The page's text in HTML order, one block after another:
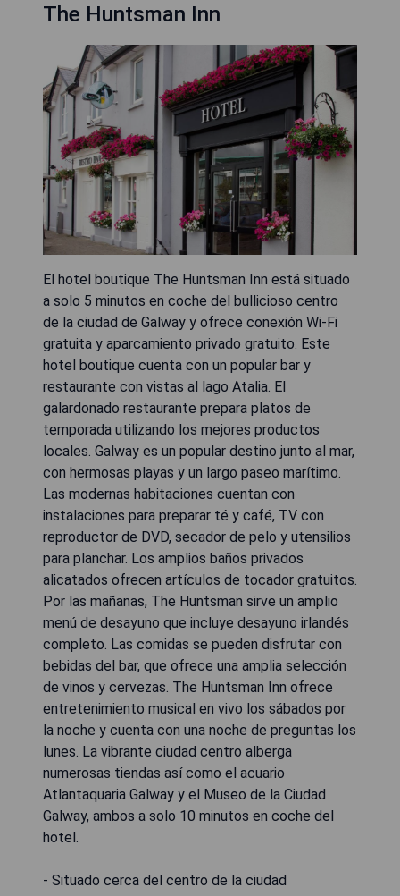
The Huntsman Inn
El hotel boutique The Huntsman Inn está situado
a solo 5 minutos en coche del bullicioso centro
de la ciudad de Galway y ofrece conexión Wi-Fi
gratuita y aparcamiento privado gratuito. Este
hotel boutique cuenta con un popular bar y
restaurante con vistas al lago Atalia. El
galardonado restaurante prepara platos de
temporada utilizando los mejores productos
locales. Galway es un popular destino junto al mar,
con hermosas playas y un largo paseo marítimo.
Las modernas habitaciones cuentan con
instalaciones para preparar té y café, TV con
reproductor de DVD, secador de pelo y utensilios
para planchar. Los amplios baños privados
alicatados ofrecen artículos de tocador gratuitos.
Por las mañanas, The Huntsman sirve un amplio
menú de desayuno que incluye desayuno irlandés
completo. Las comidas se pueden disfrutar con
bebidas del bar, que ofrece una amplia selección
de vinos y cervezas. The Huntsman Inn ofrece
entretenimiento musical en vivo los sábados por
la noche y cuenta con una noche de preguntas los
lunes. La vibrante ciudad centro alberga
numerosas tiendas así como el acuario
Atlantaquaria Galway y el Museo de la Ciudad
Galway, ambos a solo 10 minutos en coche del
hotel.
- Situado cerca del centro de la ciudad